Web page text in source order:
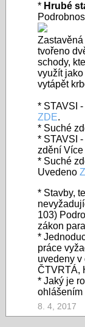
* Hrubé
tvořeno
schody,
využít
vytápět
* STAVSI
ZDE.
* Suché
* STAVSI
zdění Více
* Suché
Uvedeno
* Stavby,
103)
zákon
*
práce
uvedeny
ČTVRTÁ,
* Jaký je
ohlášením
8. 4, 2017